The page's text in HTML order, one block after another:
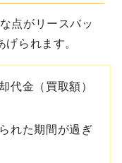
点がリースバッ
られます。
代金（買取額）
れた期間が過ぎ